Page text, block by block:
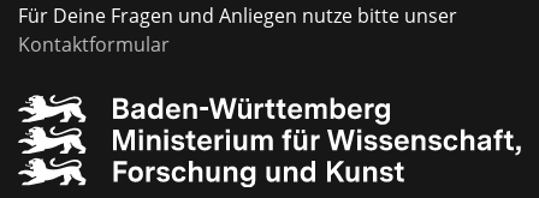
Für Deine Fragen und Anliegen nutze bitte unser
Kontaktformular